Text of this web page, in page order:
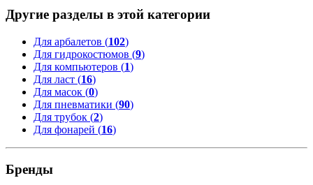
Другие разделы в этой категории
Для арбалетов (102)
Для гидрокостюмов (9)
Для компьютеров (1)
Для ласт (16)
Для масок (0)
Для пневматики (90)
Для трубок (2)
Для фонарей (16)
Бренды